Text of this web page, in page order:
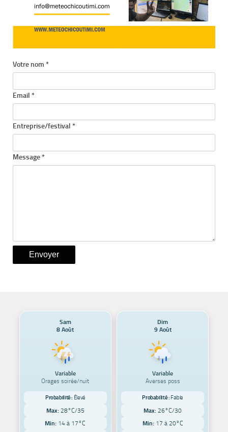
Votre nom *
Email *
Entreprise/festival *
Message *
Sam
8 Août
Variable
Orages soirée/nuit
Probabilité : Élevé
Max: 28°C/35
Min: 14 à 17°C
Dim
9 Août
Variable
Averses poss
Probabilité : Faible
Max: 26°C/30
Min: 17 à 20°C